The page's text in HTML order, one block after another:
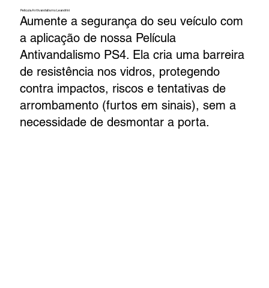
Película Antivandalismo Leandrini
Aumente a segurança do seu veículo com
a aplicação de nossa Película
Antivandalismo PS4. Ela cria uma barreira
de resistência nos vidros, protegendo
contra impactos, riscos e tentativas de
arrombamento (furtos em sinais), sem a
necessidade de desmontar a porta.